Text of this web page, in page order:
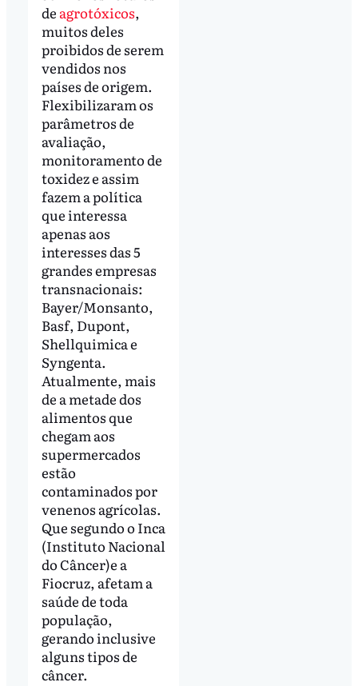
de agrotóxicos,
muitos deles
proibidos de serem
vendidos nos
países de origem.
Flexibilizaram os
parâmetros de
avaliação,
monitoramento de
toxidez e assim
fazem a política
que interessa
apenas aos
interesses das 5
grandes empresas
transnacionais:
Bayer/Monsanto,
Basf, Dupont,
Shellquimica e
Syngenta.
Atualmente, mais
de a metade dos
alimentos que
chegam aos
supermercados
estão
contaminados por
venenos agrícolas.
Que segundo o Inca
(Instituto Nacional
do Câncer)e a
Fiocruz, afetam a
saúde de toda
população,
gerando inclusive
alguns tipos de
câncer.